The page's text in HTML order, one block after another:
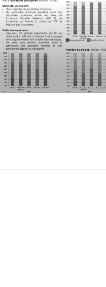
Aller
au
contenu
principal